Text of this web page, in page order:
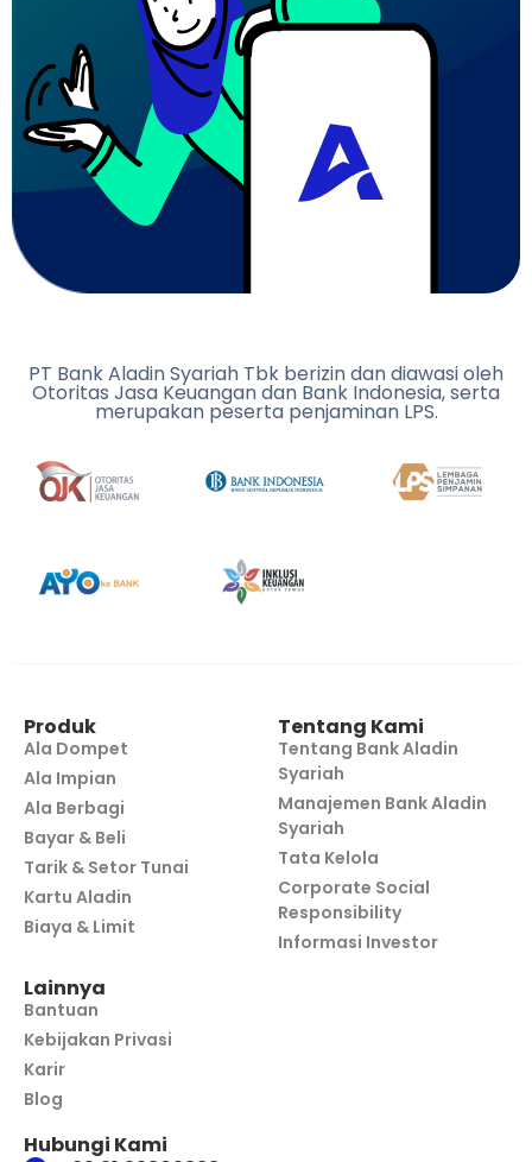
PT Bank Aladin Syariah Tbk berizin dan diawasi oleh
Otoritas Jasa Keuangan dan Bank Indonesia, serta
merupakan peserta penjaminan LPS.
Produk
Ala Dompet
Ala Impian
Ala Berbagi
Bayar & Beli
Tarik & Setor Tunai
Kartu Aladin
Biaya & Limit
Tentang Kami
Tentang Bank Aladin
Syariah
Manajemen Bank Aladin
Syariah
Tata Kelola
Corporate Social
Responsibility
Informasi Investor
Lainnya
Bantuan
Kebijakan Privasi
Karir
Blog
Hubungi Kami